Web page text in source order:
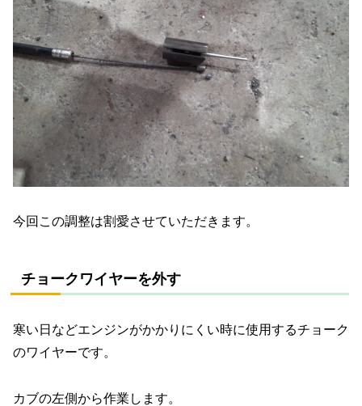
今回この調整は割愛させていただきます。
チョークワイヤーを外す
寒い日などエンジンがかかりにくい時に使用するチョーク
のワイヤーです。
カブの左側から作業します。